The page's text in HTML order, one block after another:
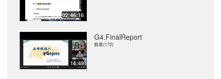
02:46:16
14:49
G4.FinalReport
觀看(172)